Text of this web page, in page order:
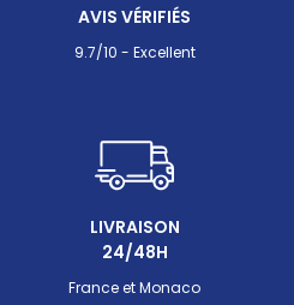
Néanmoins, son usage est quasi
l’appareil puise l’énergie de l’air
AVIS VÉRIFIÉS
9.7/10 - Excellent
LIVRAISON
24/48H
France et Monaco